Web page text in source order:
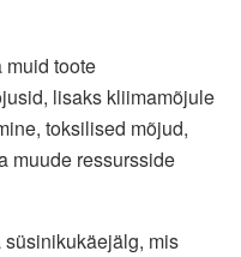
toote
lisaks kliimamõjule
toksilised mõjud,
muude ressursside
mis